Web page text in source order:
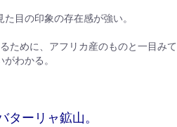
目の印象の存在感が強い。
ために、アフリカ産のものと一目みて
がわかる。
ターリャ鉱山。